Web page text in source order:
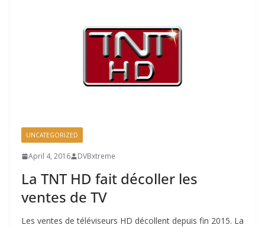
UNCATEGORIZED
April 4, 2016 DVBxtreme
La TNT HD fait décoller les
ventes de TV
Les ventes de téléviseurs HD décollent depuis fin 2015. La